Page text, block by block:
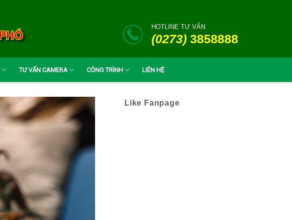
HOTLINE TƯ VẤN
(0273) 3858888
TƯ VẤN CAMERA CÔNG TRÌNH LIÊN HỆ
Like Fanpage